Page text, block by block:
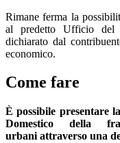
Rimane ferma la
al predetto Ufficio del
dichiarato dal
economico.
Come fare
È possibile presentare
Domestico della
urbani attraverso una